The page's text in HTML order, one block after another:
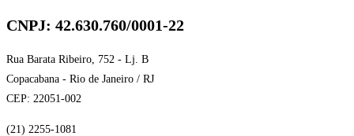
CNPJ: 42.630.760/0001-22
Rua Barata Ribeiro, 752 - Lj. B
Copacabana - Rio de Janeiro / RJ
CEP: 22051-002
(21) 2255-1081